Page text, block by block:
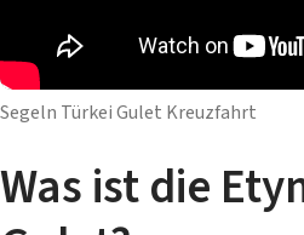
Segeln Türkei Gulet Kreuzfahrt
Was ist die